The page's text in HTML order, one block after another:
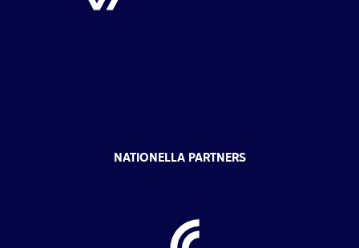
NATIONELLA PARTNERS